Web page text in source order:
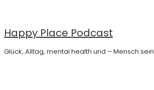
Inhalt
Happy Place Podcast
Glück, Alltag, mental health und – Mensch sein